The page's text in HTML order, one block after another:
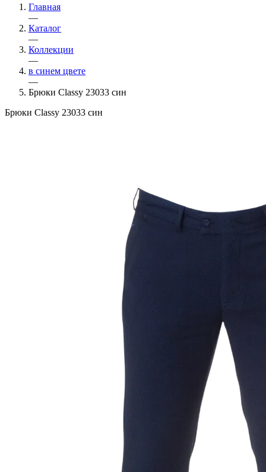
Главная
—
Каталог
—
Коллекции
—
в синем цвете
—
Брюки Classy 23033 син
Брюки Classy 23033 син